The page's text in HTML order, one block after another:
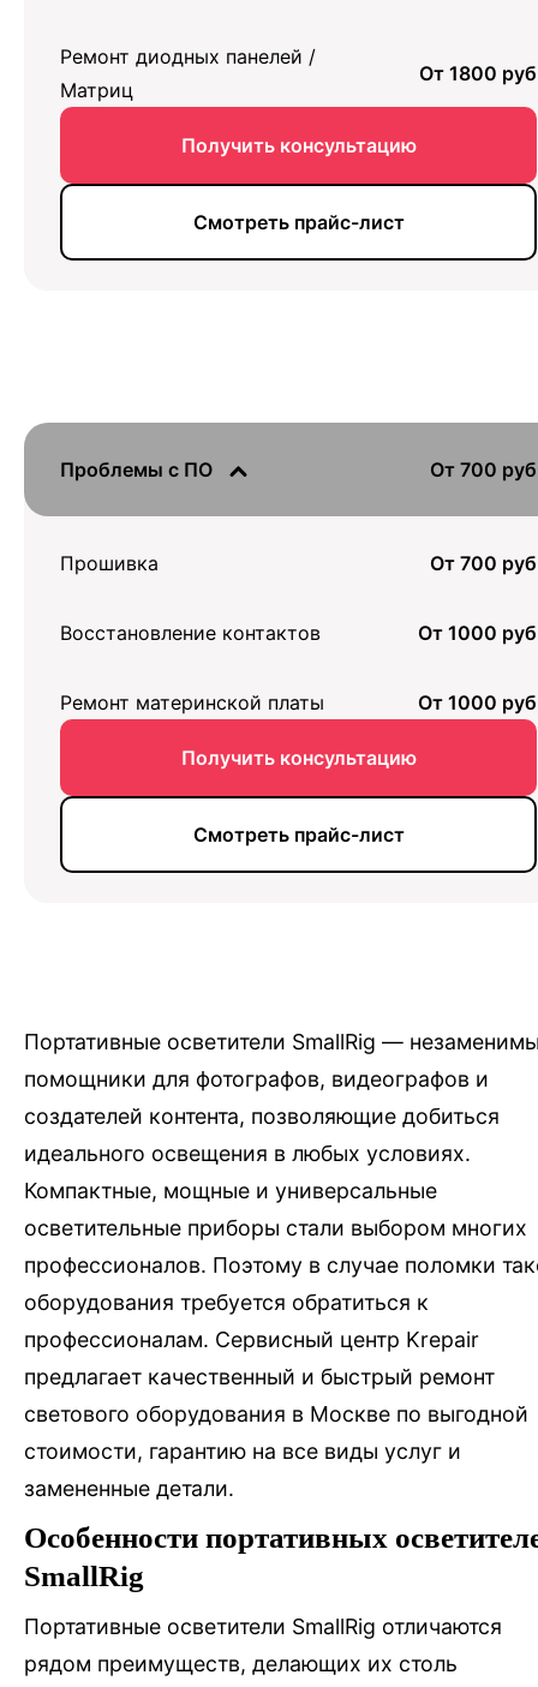
Ремонт диодных панелей /
Матриц
От 1800 руб
Получить консультацию
Смотреть прайс-лист
Проблемы с ПО От 700 руб
Прошивка От 700 руб
Восстановление контактов От 1000 руб
Ремонт материнской платы От 1000 руб
Получить консультацию
Смотреть прайс-лист
Портативные осветители SmallRig —
помощники для фотографов, видеографов и
создателей контента, позволяющие добиться
идеального освещения в любых условиях.
Компактные, мощные и универсальные
осветительные приборы стали выбором многих
профессионалов. Поэтому в случае поломки
оборудования требуется обратиться к
профессионалам. Сервисный центр Krepair
предлагает качественный и быстрый ремонт
светового оборудования в Москве по выгодной
стоимости, гарантию на все виды услуг и
замененные детали.
Особенности портативных
SmallRig
Портативные осветители SmallRig отличаются
рядом преимуществ, делающих их столь